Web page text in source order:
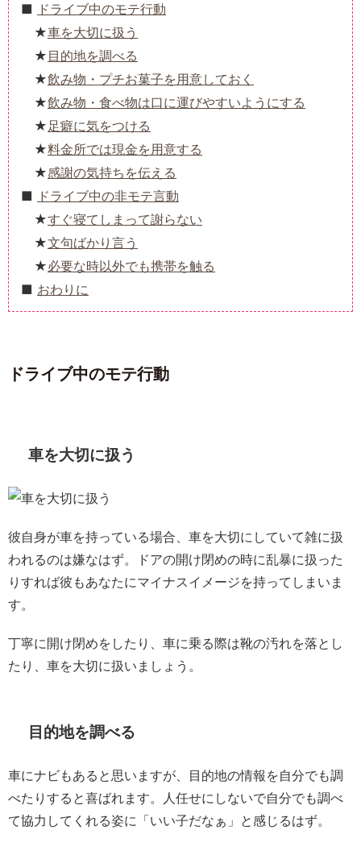
ドライブ中のモテ行動
車を大切に扱う
目的地を調べる
飲み物・プチお菓子を用意しておく
飲み物・食べ物は口に運びやすいようにする
足癖に気をつける
料金所では現金を用意する
感謝の気持ちを伝える
ドライブ中の非モテ言動
すぐ寝てしまって謝らない
文句ばかり言う
必要な時以外でも携帯を触る
おわりに
ドライブ中のモテ行動
車を大切に扱う
彼自身が車を持っている場合、車を大切にしていて雑に扱
われるのは嫌なはず。ドアの開け閉めの時に乱暴に扱った
りすれば彼もあなたにマイナスイメージを持ってしまいま
す。
丁寧に開け閉めをしたり、車に乗る際は靴の汚れを落とし
たり、車を大切に扱いましょう。
目的地を調べる
車にナビもあると思いますが、目的地の情報を自分でも調
べたりすると喜ばれます。人任せにしないで自分でも調べ
て協力してくれる姿に「いい子だなぁ」と感じるはず。